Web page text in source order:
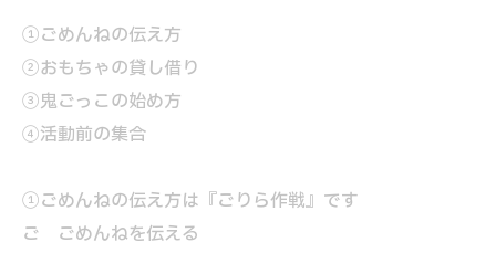
①ごめんねの伝え方
②おもちゃの貸し借り
③鬼ごっこの始め方
④活動前の集合
①ごめんねの伝え方は『ごりら作戦』です
ご ごめんねを伝える